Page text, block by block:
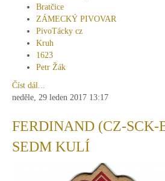
Bratčice
ZÁMECKÝ PIVOVAR
PivoTácky cz
Kruh
1623
Petr Žák
Číst dál...
neděle, 29 leden 2017 13:17
FERDINAND (CZ-SCK-
SEDM KULÍ